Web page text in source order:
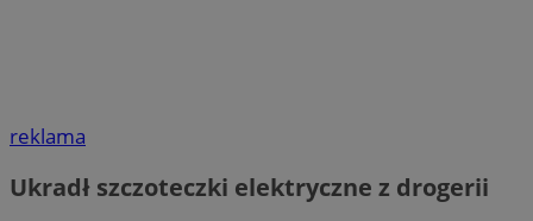
reklama
Ukradł szczoteczki elektryczne z drogerii